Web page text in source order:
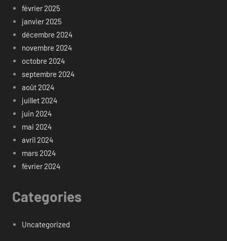
février 2025
janvier 2025
décembre 2024
novembre 2024
octobre 2024
septembre 2024
août 2024
juillet 2024
juin 2024
mai 2024
avril 2024
mars 2024
février 2024
Categories
Uncategorized